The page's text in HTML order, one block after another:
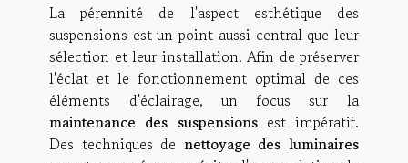
La pérennité de l'aspect esthétique des
suspensions est un point aussi central que leur
sélection et leur installation. Afin de préserver
l'éclat et le fonctionnement optimal de ces
éléments d'éclairage, un focus sur la
maintenance des suspensionsest impératif.
Des techniques de nettoyage des luminaires